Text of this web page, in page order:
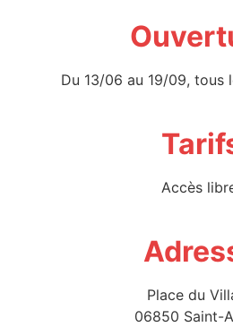
Du 13/06 au 19/09, tous
Accès
Place du
06850 Saint-